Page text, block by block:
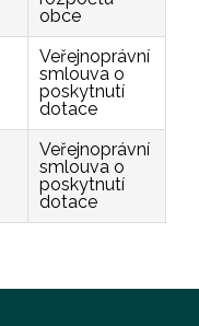
obce
Veřejnoprávní
smlouva o
poskytnutí
dotace
Veřejnoprávní
smlouva o
poskytnutí
dotace